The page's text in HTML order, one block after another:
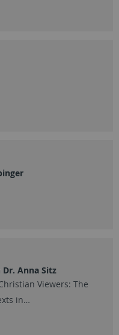
Anna Sitz
Viewers: The
in…